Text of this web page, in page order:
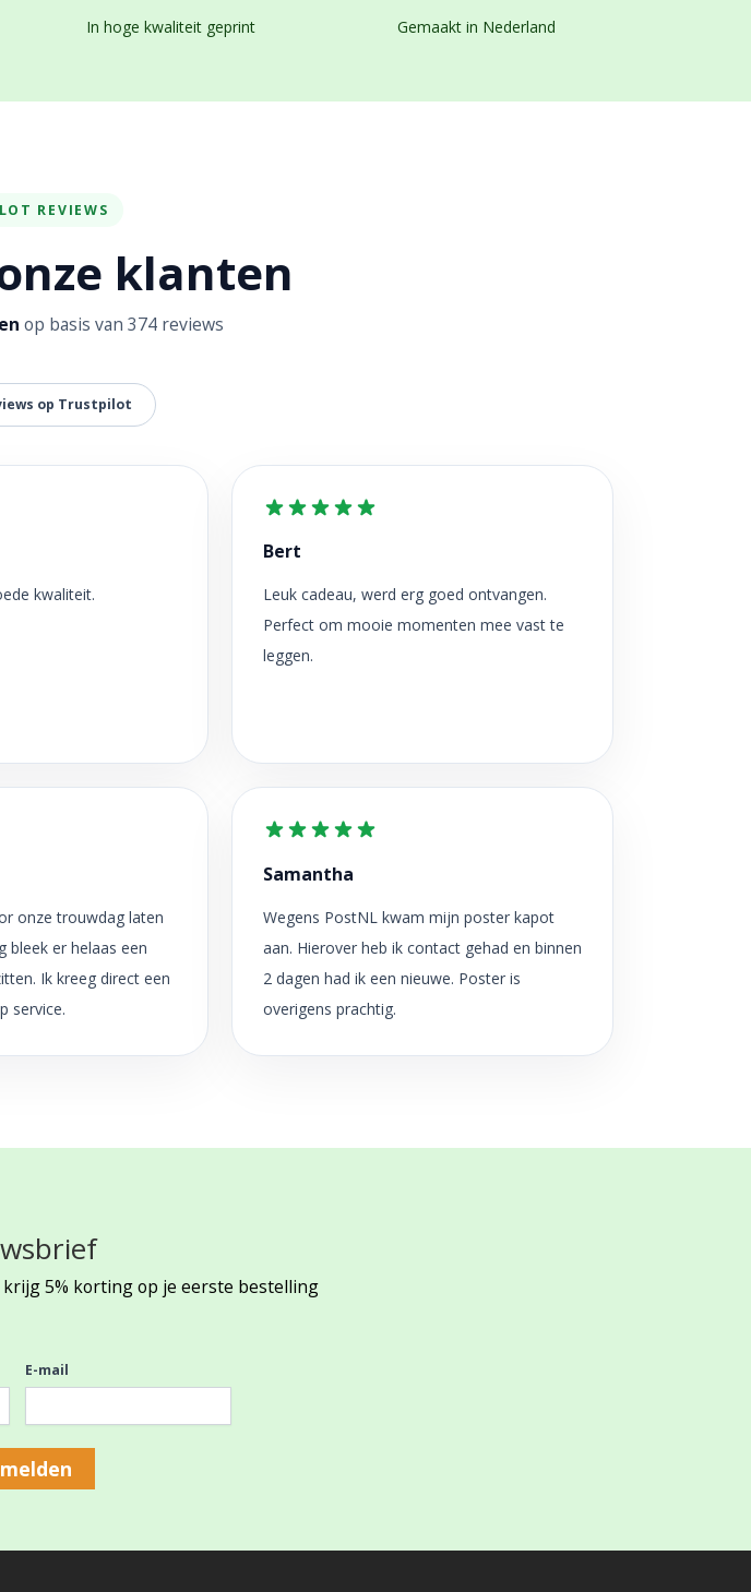
In hoge kwaliteit geprint Gemaakt in Nederland
REVIEWS
klanten
op basis van 374 reviews
op Trustpilot
kwaliteit.
Bert
Leuk cadeau, werd erg goed ontvangen.
Perfect om mooie momenten mee vast te
leggen.
onze trouwdag laten
bleek er helaas een
Ik kreeg direct een
service.
Samantha
Wegens PostNL kwam mijn poster kapot
aan. Hierover heb ik contact gehad en binnen
2 dagen had ik een nieuwe. Poster is
overigens prachtig.
5% korting op je eerste bestelling
E-mail